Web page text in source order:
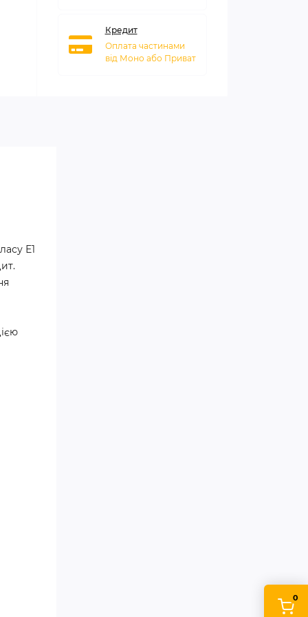
0
Кредит
Оплата частинами
від Моно або Приват
Е1